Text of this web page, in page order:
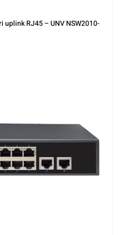
uplink RJ45 – UNV NSW2010-